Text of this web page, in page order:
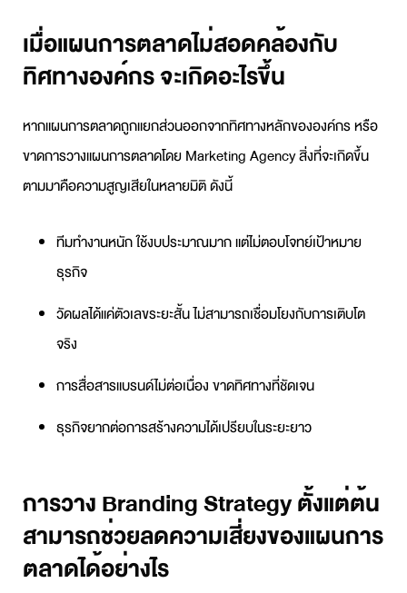
เมื่อแผนการตลาดไม่สอดคล้องกับ
ทิศทางองค์กร จะเกิดอะไรขึ้น
หากแผนการตลาดถูกแยกส่วนออกจากทิศทางหลักขององค์กร หรือ
ขาดการวางแผนการตลาดโดยMarketing Agencyสิ่งที่จะเกิดขึ้น
ตามมาคือความสูญเสียในหลายมิติ ดังนี้
ทีมทำงานหนัก ใช้งบประมาณมาก แต่ไม่ตอบโจทย์เป้าหมาย
ธุรกิจ
วัดผลได้แค่ตัวเลขระยะสั้น ไม่สามารถเชื่อมโยงกับการเติบโต
จริง
การสื่อสารแบรนด์ไม่ต่อเนื่อง ขาดทิศทางที่ชัดเจน
ธุรกิจยากต่อการสร้างความได้เปรียบในระยะยาว
การวาง Branding Strategy ตั้งแต่ต้น
สามารถช่วยลดความเสี่ยงของแผนการ
ตลาดได้อย่างไร